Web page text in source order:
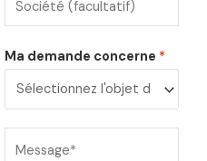
o
m
*h
n
é
h
o
c
i
Ma demande concerne *